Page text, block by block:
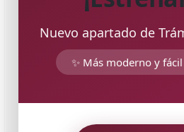
Nuevo apartado de
✨ Más moderno y